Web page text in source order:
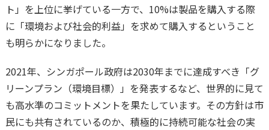
ト」を上位に挙げている一方で、10%は製品を購入する際
に「環境および社会的利益」を求めて購入するということ
も明らかになりました。
2021年、シンガポール政府は2030年までに達成すべき「グ
リーンプラン（環境目標）」を発表するなど、世界的に見て
も高水準のコミットメントを果たしています。その方針は市
民にも共有されているのか、積極的に持続可能な社会の実